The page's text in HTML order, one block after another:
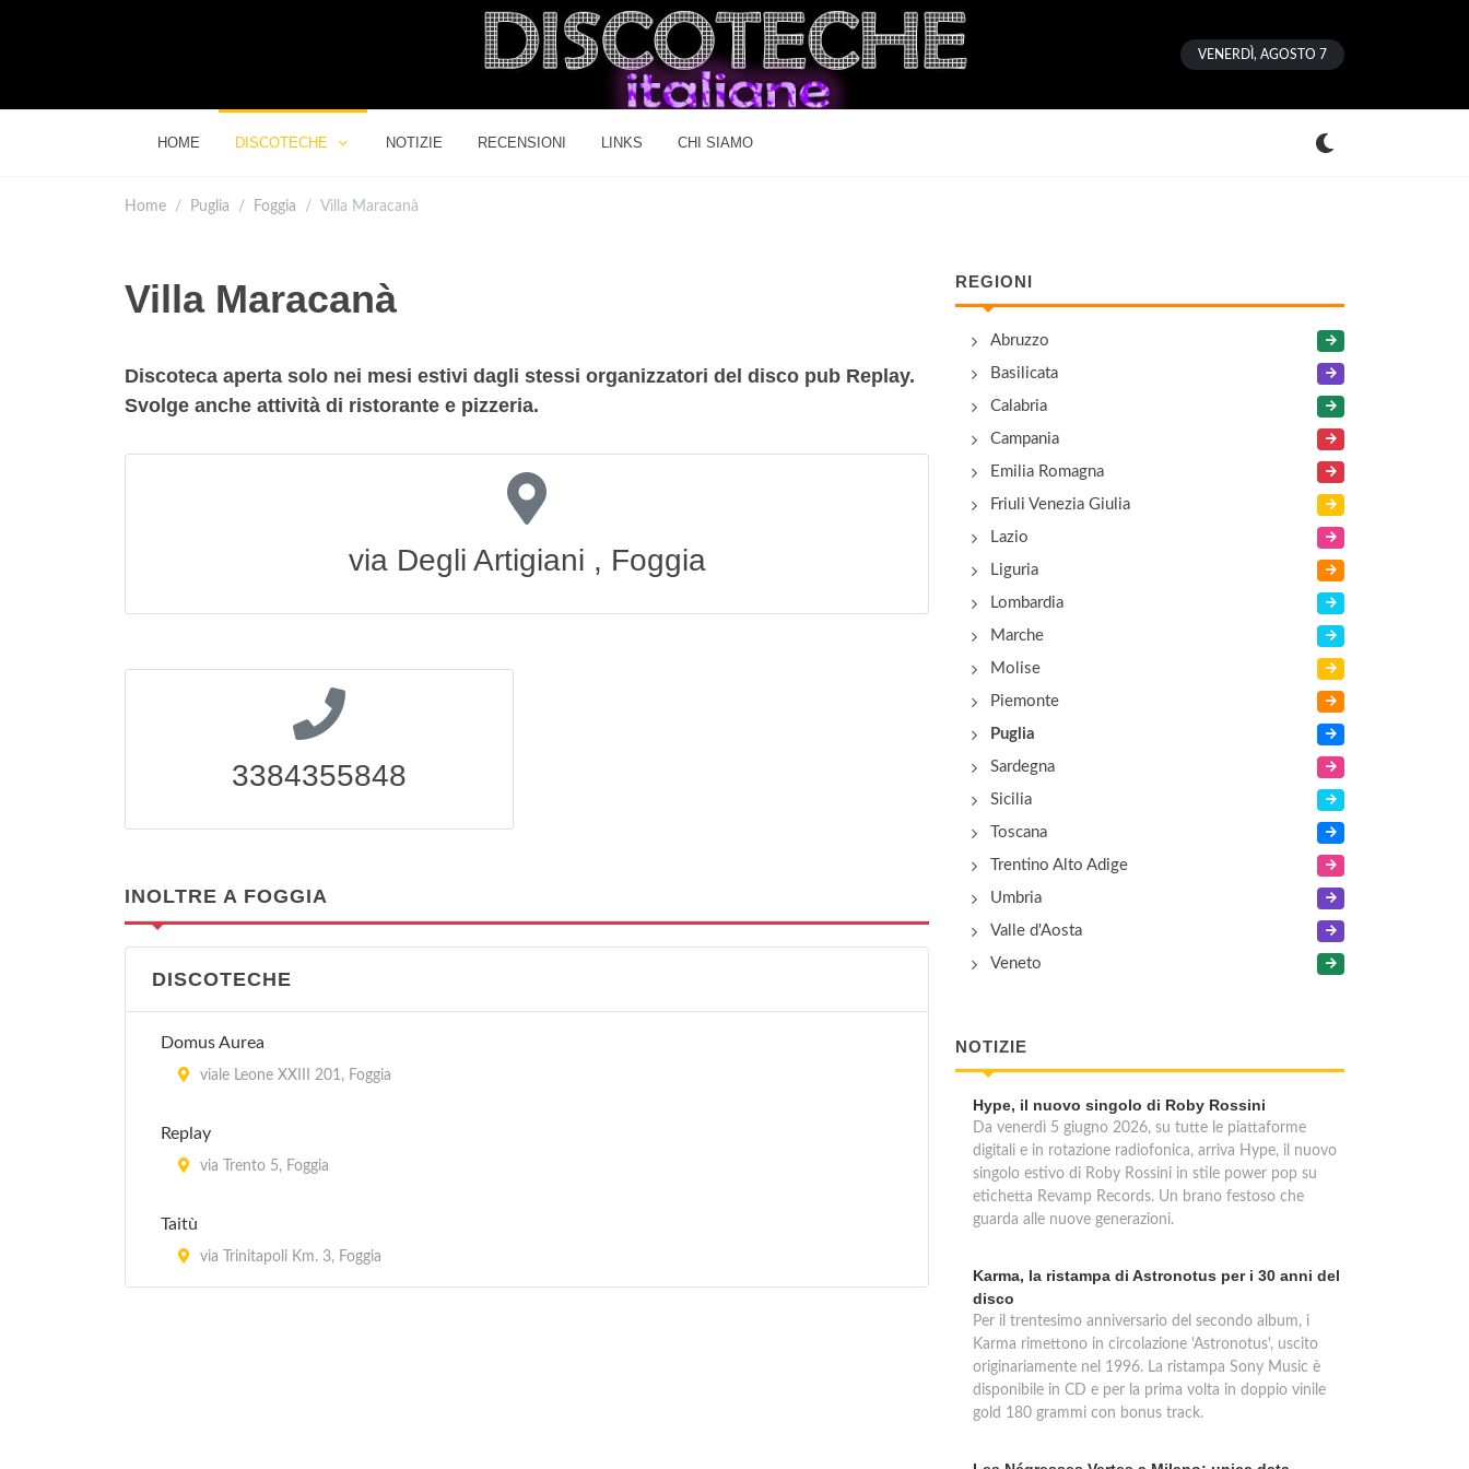
VENERDÌ, AGOSTO 7
HOME DISCOTECHE NOTIZIE RECENSIONI LINKS CHI SIAMO
Home Puglia Foggia Villa Maracanà
Villa Maracanà
Discoteca aperta solo nei mesi estivi dagli stessi organizzatori del disco pub Replay.
Svolge anche attività di ristorante e pizzeria.
via Degli Artigiani , Foggia
3384355848
INOLTRE A FOGGIA
DISCOTECHE
Domus Aurea
viale Leone XXIII 201, Foggia
Replay
via Trento 5, Foggia
Taitù
via Trinitapoli Km. 3, Foggia
REGIONI
Abruzzo
Basilicata
Calabria
Campania
Emilia Romagna
Friuli Venezia Giulia
Lazio
Liguria
Lombardia
Marche
Molise
Piemonte
Puglia
Sardegna
Sicilia
Toscana
Trentino Alto Adige
Umbria
Valle d'Aosta
Veneto
NOTIZIE
Hype, il nuovo singolo di Roby Rossini
Da venerdì 5 giugno 2026, su tutte le piattaforme
digitali e in rotazione radiofonica, arriva Hype, il nuovo
singolo estivo di Roby Rossini in stile power pop su
etichetta Revamp Records. Un brano festoso che
guarda alle nuove generazioni.
Karma, la ristampa di Astronotus per i 30 anni del
disco
Per il trentesimo anniversario del secondo album, i
Karma rimettono in circolazione 'Astronotus', uscito
originariamente nel 1996. La ristampa Sony Music è
disponibile in CD e per la prima volta in doppio vinile
gold 180 grammi con bonus track.